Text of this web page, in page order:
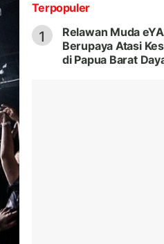
Terpopuler
1
Relawan Muda
Berupaya Atasi
di Papua Barat